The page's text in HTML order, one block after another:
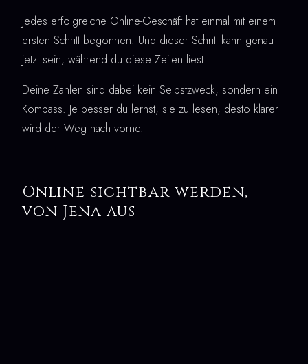
Jedes erfolgreiche Online-Geschäft hat einmal mit einem
ersten Schritt begonnen. Und dieser Schritt kann genau
jetzt sein, während du diese Zeilen liest.
Deine Zahlen sind dabei kein Selbstzweck, sondern ein
Kompass. Je besser du lernst, sie zu lesen, desto klarer
wird der Weg nach vorne.
Online sichtbar werden,
von Jena aus